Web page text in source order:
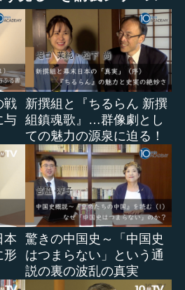
ィオクレティアヌスのリーダ
に姿を見せました。それはちょ
で混乱といいますか、紛糾して
ィオクレティアヌスがそこに出
言ったのでしょう。
はり周りの人はディオクレテ
なり、リーダーとしての絶対的
、「もう一度、ディオクレティ
マ皇帝として指揮を執っていた
言って、周りの人たちが彼にも
うとしました。
した。別荘でのキャベツの世話
戦
与
新撰組と『ちるらん 新撰
組鎮魂歌』…群像劇とし
ての魅力の源泉に迫る！
本
形
驚きの中国史～「中国史
はつまらない」という通
説の裏の波乱の真実